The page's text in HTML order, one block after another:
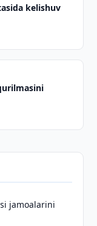
kelishuv
jamoalarini